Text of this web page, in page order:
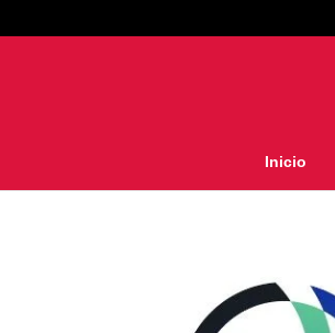
Inicio